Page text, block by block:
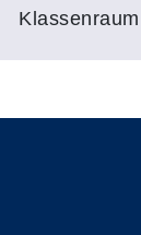
Klassenraum